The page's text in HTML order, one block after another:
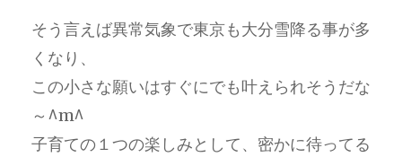
そう言えば異常気象で東京も大分雪降る事が多
くなり、
この小さな願いはすぐにでも叶えられそうだな
～^m^
子育ての１つの楽しみとして、密かに待ってる